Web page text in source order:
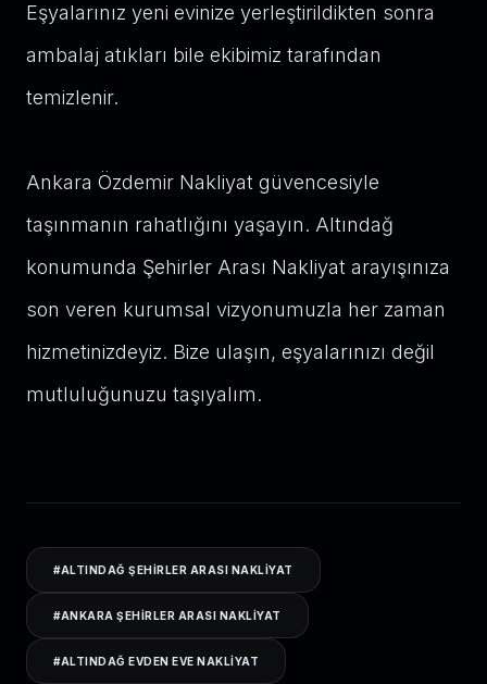
Eşyalarınız yeni evinize yerleştirildikten sonra
ambalaj atıkları bile ekibimiz tarafından
temizlenir.
Ankara Özdemir Nakliyat güvencesiyle
taşınmanın rahatlığını yaşayın. Altındağ
konumunda Şehirler Arası Nakliyat arayışınıza
son veren kurumsal vizyonumuzla her zaman
hizmetinizdeyiz. Bize ulaşın, eşyalarınızı değil
mutluluğunuzu taşıyalım.
#ALTINDAĞ ŞEHIRLER ARASI NAKLIYAT
#ANKARA ŞEHIRLER ARASI NAKLIYAT
#ALTINDAĞ EVDEN EVE NAKLIYAT